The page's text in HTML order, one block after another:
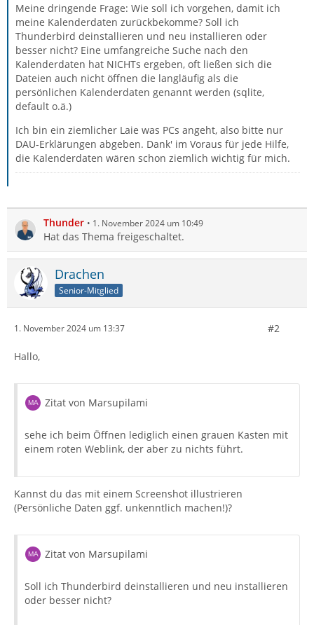
Meine dringende Frage: Wie soll ich vorgehen, damit ich
meine Kalenderdaten zurückbekomme? Soll ich
Thunderbird deinstallieren und neu installieren oder
besser nicht? Eine umfangreiche Suche nach den
Kalenderdaten hat NICHTs ergeben, oft ließen sich die
Dateien auch nicht öffnen die langläufig als die
persönlichen Kalenderdaten genannt werden (sqlite,
default o.ä.)
Ich bin ein ziemlicher Laie was PCs angeht, also bitte nur
DAU-Erklärungen abgeben. Dank' im Voraus für jede Hilfe,
die Kalenderdaten wären schon ziemlich wichtig für mich.
Thunder 1. November 2024 um 10:49
Hat das Thema freigeschaltet.
Drachen
Senior-Mitglied
1. November 2024 um 13:37 #2
Hallo,
Zitat von Marsupilami
sehe ich beim Öffnen lediglich einen grauen Kasten mit
einem roten Weblink, der aber zu nichts führt.
Kannst du das mit einem Screenshot illustrieren
(Persönliche Daten ggf. unkenntlich machen!)?
Zitat von Marsupilami
Soll ich Thunderbird deinstallieren und neu installieren
oder besser nicht?